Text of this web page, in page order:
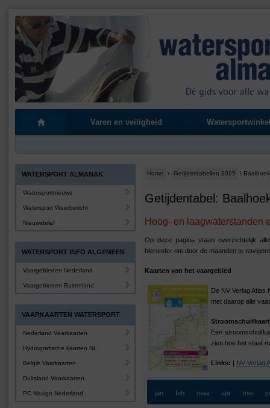
Varen en veiligheid
Home \ Getijdentabellen 2025 \ Baalhoek
Getijdentabel:
Hoog- en laagwaterstanden
Op deze pagina staan overzichtelijk
hieronder om door de maanden te
Kaarten van het vaargebied
De NV Verlag
met daarop alle
Stroomschuifkaart
Een
zien hoe het staat
Links: | NV Verlag
jan feb maa apr mei
WATERSPORT ALMANAK
Watersportnieuws
Watersport Weerbericht
Nieuwsbrief
WATERSPORT INFO ALGEMEEN
Vaargebieden Nederland
Vaargebieden Buitenland
VAARKAARTEN WATERSPORT
Nederland Vaarkaarten
Hydrografische kaarten NL
België Vaarkaarten
Duitsland Vaarkaarten
PC Navigo Nederland